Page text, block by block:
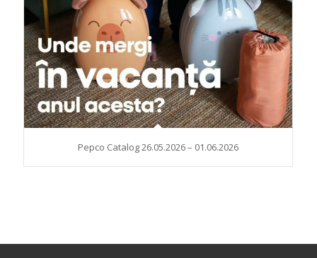
Pepco Catalog 26.05.2026 – 01.06.2026